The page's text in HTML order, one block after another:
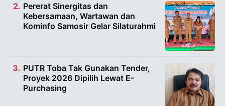
Pererat Sinergitas dan
Kebersamaan, Wartawan dan
Kominfo Samosir Gelar Silaturahmi
PUTR Toba Tak Gunakan Tender,
Proyek 2026 Dipilih Lewat E-
Purchasing